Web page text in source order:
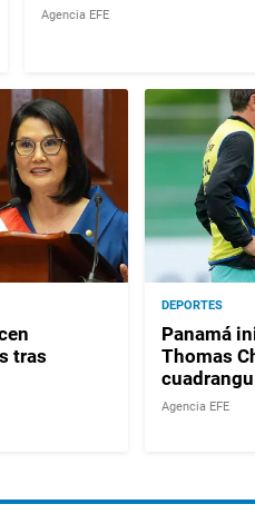
Agencia EFE
tras
DEPORTES
Panamá
Thomas
Agencia EFE